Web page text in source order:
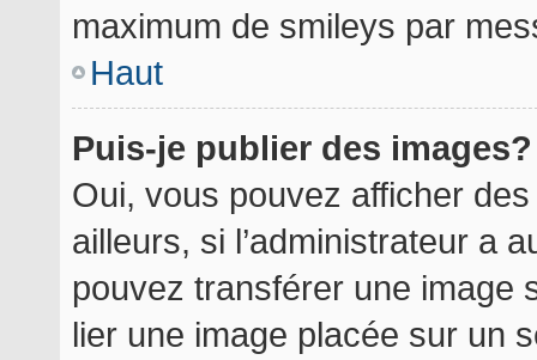
maximum de smileys par
Haut
Puis-je publier des images?
Oui, vous pouvez afficher
ailleurs, si l’administrateur a
pouvez transférer une image
lier une image placée sur un